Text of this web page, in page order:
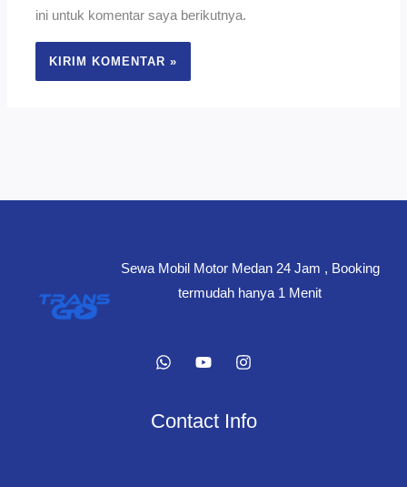
ini untuk komentar saya berikutnya.
Sewa Mobil Motor Medan 24 Jam , Booking
termudah hanya 1 Menit
Contact Info